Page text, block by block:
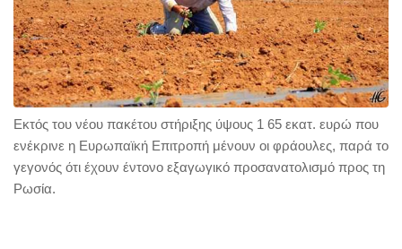
Εκτός του νέου πακέτου στήριξης ύψους 1 65 εκατ. ευρώ που
ενέκρινε η Ευρωπαϊκή Επιτροπή μένουν οι φράουλες, παρά το
γεγονός ότι έχουν έντονο εξαγωγικό προσανατολισμό προς τη
Ρωσία.